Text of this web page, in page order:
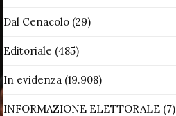
Dal Cenacolo(29)
Editoriale (485)
In evidenza(19.908)
INFORMAZIONE ELETTORALE(7)